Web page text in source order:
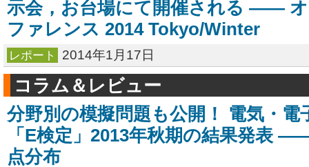
示会，お台場にて開催される ――
ファレンス 2014 Tokyo/Winter
レポート 2014年1月17日
コラム＆レビュー
分野別の模擬問題も公開！ 電気・電
「E検定」2013年秋期の結果発表
点分布